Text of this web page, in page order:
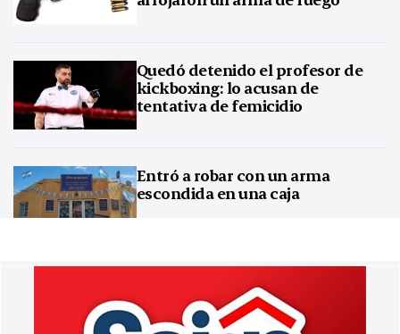
Quedó detenido el profesor de
kickboxing: lo acusan de
tentativa de femicidio
Entró a robar con un arma
escondida en una caja